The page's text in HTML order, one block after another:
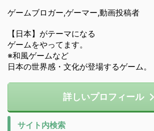
ゲームブロガー,ゲーマー,動画投稿者
【日本】がテーマになる
ゲームをやってます。
※和風ゲームなど
日本の世界感・文化が登場するゲーム。
詳しいプロフィール
サイト内検索